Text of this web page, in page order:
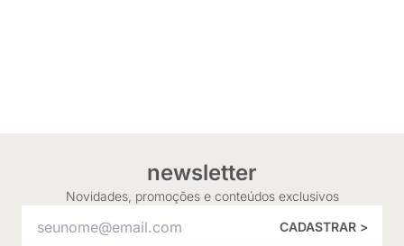
newsletter
Novidades, promoções e conteúdos exclusivos
CADASTRAR >